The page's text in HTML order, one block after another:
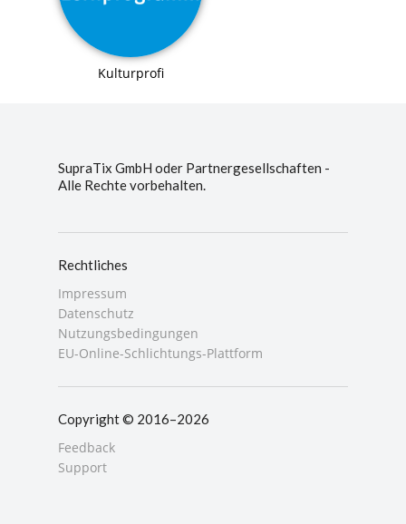
Kulturprofi
SupraTix GmbH oder Partnergesellschaften -
Alle Rechte vorbehalten.
Rechtliches
Impressum
Datenschutz
Nutzungsbedingungen
EU-Online-Schlichtungs-Plattform
Copyright © 2016–2026
Feedback
Support